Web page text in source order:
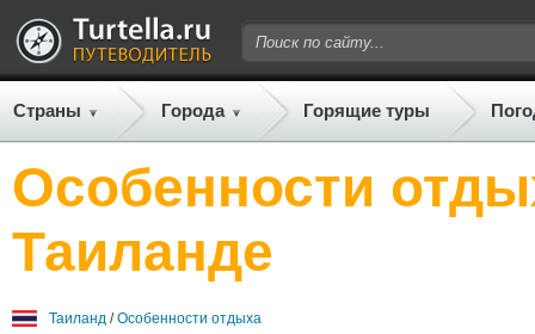
Страны Города Горящие туры
Особенности
Таиланде
Таиланд /Особенности отдыха